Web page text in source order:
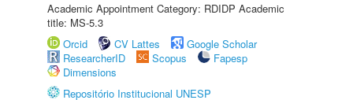
Academic Appointment Category: RDIDP Academic
title: MS-5.3
Orcid
CV Lattes
Google Scholar
ResearcherID
Scopus
Fapesp
Dimensions
Repositório Institucional UNESP